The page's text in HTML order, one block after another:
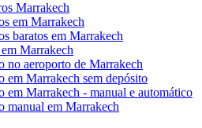
Marrakech
em Marrakech
baratos em Marrakech
Marrakech
no aeroporto de Marrakech
em Marrakech sem depósito
em Marrakech - manual e automático
manual em Marrakech